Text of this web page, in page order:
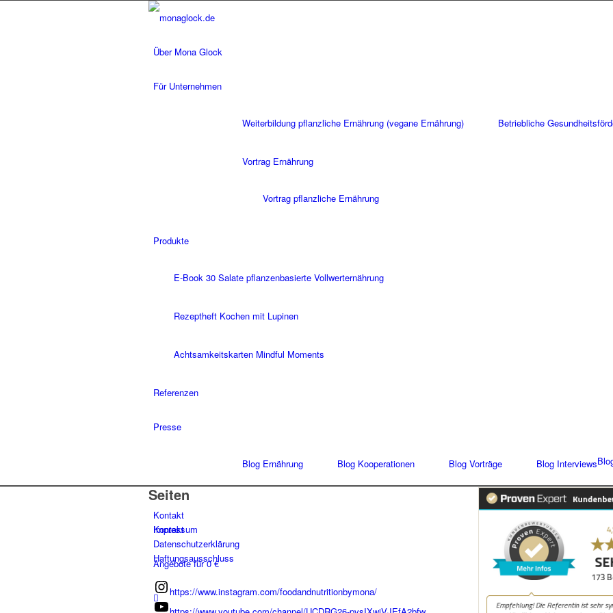
Über Mona Glock
Für Unternehmen
Weiterbildung pflanzliche Ernährung (vegane Ernährung) Betriebliche
Vortrag Ernährung
Vortrag pflanzliche Ernährung
Produkte
E-Book 30 Salate pflanzenbasierte Vollwerternährung
Rezeptheft Kochen mit Lupinen
Achtsamkeitskarten Mindful Moments
Referenzen
Presse
Blog Ernährung Blog Kooperationen Blog Vorträge Blog Interviews
Kontakt
Angebote für 0 €
Seiten
Kontakt
Impressum
Datenschutzerklärung
Haftungsausschluss
https://www.instagram.com/foodandnutritionbymona/